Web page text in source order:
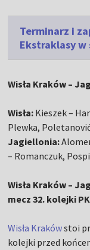
Terminarz i
Ekstraklasy w
Wisła Kraków –
Wisła: Kieszek –
Plewka,
Jagiellonia:
– Romanczuk,
Wisła Kraków –
mecz 32. kolejki
Wisła Krakówstoi
kolejki przed